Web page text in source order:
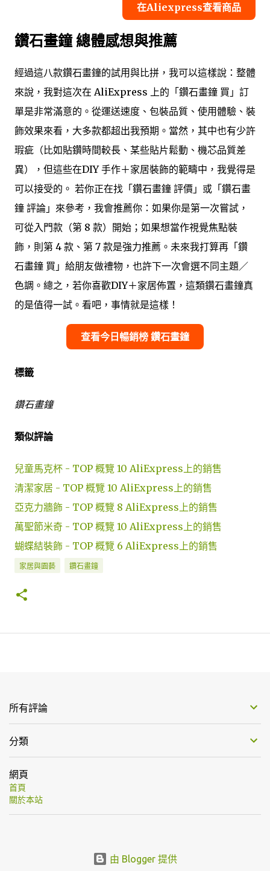
在Aliexpress查看商品
鑽石畫鐘 總體感想與推薦
經過這八款鑽石畫鐘的試用與比拼，我可以這樣說：整體
來說，我對這次在 AliExpress 上的「鑽石畫鐘 買」訂
單是非常滿意的。從運送速度、包裝品質、使用體驗、裝
飾效果來看，大多款都超出我預期。當然，其中也有少許
瑕疵（比如貼鑽時間較長、某些貼片鬆動、機芯品質差
異），但這些在DIY 手作＋家居裝飾的範疇中，我覺得是
可以接受的。 若你正在找「鑽石畫鐘 評價」或「鑽石畫
鐘 評論」來參考，我會推薦你：如果你是第一次嘗試，
可從入門款（第 8 款）開始；如果想當作視覺焦點裝
飾，則第 4 款、第 7 款是強力推薦。未來我打算再「鑽
石畫鐘 買」給朋友做禮物，也許下一次會選不同主題／
色調。總之，若你喜歡DIY＋家居佈置，這類鑽石畫鐘真
的是值得一試。看吧，事情就是這樣！
查看今日暢銷榜 鑽石畫鐘
標籤
鑽石畫鐘
類似評論
兒童馬克杯 - TOP 概覽 10 AliExpress上的銷售
清潔家居 - TOP 概覽 10 AliExpress上的銷售
亞克力牆飾 - TOP 概覽 8 AliExpress上的銷售
萬聖節米奇 - TOP 概覽 10 AliExpress上的銷售
蝴蝶結裝飾 - TOP 概覽 6 AliExpress上的銷售
家居與園藝 鑽石畫鐘
所有評論
分類
網頁
首頁
關於本站
由 Blogger 提供